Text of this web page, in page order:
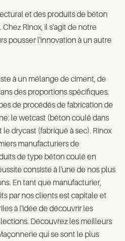
et des produits de béton
Rinox, il s'agit de notre
pousser l'innovation à un autre
à un mélange de ciment, de
des proportions spécifiques.
de procédés de fabrication de
le wetcast (béton coulé dans
drycast (fabriqué à sec). Rinox
manufacturiers de
de type béton coulé en
consiste à l'une de nos plus
En tant que manufacturier,
par nos clients est capitale et
à l'idée de découvrir les
Découvrez les meilleurs
qui se sont le plus